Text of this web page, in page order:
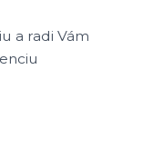
a radi Vám